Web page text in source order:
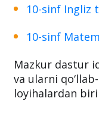
namunaviy
10-sinf